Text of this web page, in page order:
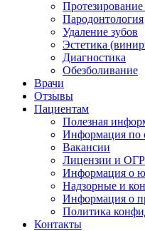
Протезирование
Пародонтология
Удаление зубов
Эстетика
Диагностика
Обезболивание
Врачи
Отзывы
Пациентам
Полезная
Информация по
Вакансии
Лицензии и
Информация о
Надзорные и
Информация о
Политика
Контакты